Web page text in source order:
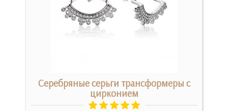
Серебряные серьги трансформеры с
цирконием